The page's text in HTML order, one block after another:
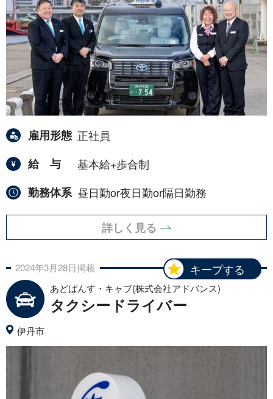
雇用形態 正社員
給与
基本給+歩合制
勤務体系 昼日勤or夜日勤or隔日勤務
詳しく見る
キープする
2024年3月28日掲載
あどばんす・キャブ(株式会社アドバンス)
タクシードライバー
伊丹市